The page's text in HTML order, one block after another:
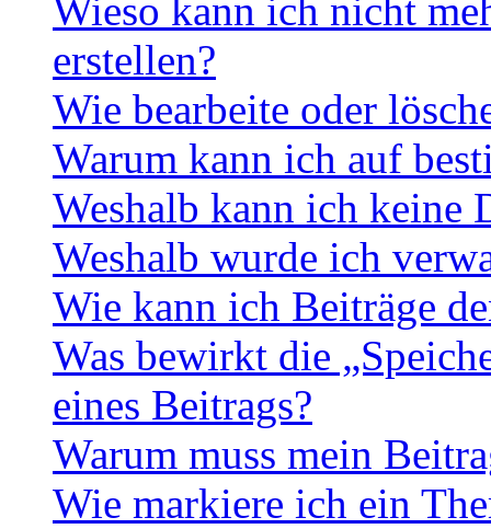
Wieso kann ich nicht
erstellen?
Wie bearbeite oder
Warum kann ich auf
Weshalb kann ich keine
Weshalb wurde ich
Wie kann ich Beiträge
Was bewirkt die
eines Beitrags?
Warum muss mein
Wie markiere ich ein